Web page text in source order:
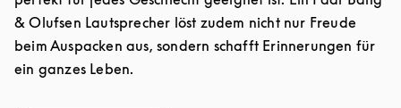
& Olufsen Lautsprecher löst zudem nicht nur Freude
beim Auspacken aus, sondern schafft Erinnerungen für
ein ganzes Leben.